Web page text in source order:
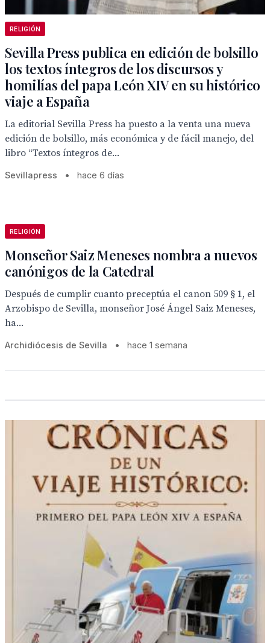
RELIGIÓN
Sevilla Press publica en edición de bolsillo
los textos íntegros de los discursos y
homilías del papa León XIV en su histórico
viaje a España
La editorial Sevilla Press ha puesto a la venta una nueva
edición de bolsillo, más económica y de fácil manejo, del
libro “Textos íntegros de...
Sevillapress • hace 6 días
RELIGIÓN
Monseñor Saiz Meneses nombra a nuevos
canónigos de la Catedral
Después de cumplir cuanto preceptúa el canon 509 § 1, el
Arzobispo de Sevilla, monseñor José Ángel Saiz Meneses,
ha...
Archidiócesis de Sevilla • hace 1 semana